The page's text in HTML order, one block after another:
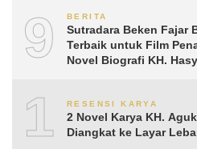
9 BERITA
Sutradara Beken Fajar
Terbaik untuk Film
Novel Biografi KH.
10RESENSI KARYA
2 Novel Karya KH.
Diangkat ke Layar